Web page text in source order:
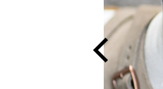
Previous